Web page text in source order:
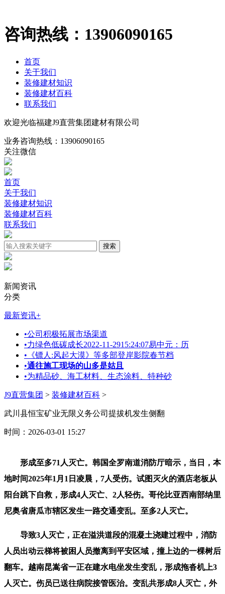
咨询热线： 13906090165
首页
关于我们
装修建材知识
装修建材百科
联系我们
欢迎光临福建J9直营集团建材有限公司
业务咨询热线： 13906090165
关注微信
首页
关于我们
装修建材知识
装修建材百科
联系我们
新闻资讯
分类
最新资讯+
•公司积极拓展市场渠道
•力绿色低碳成长2022-11-2915:24:07易中元：历
• 《镖人:风起大漠》等多部登岸影院春节档
•通往施工现场的山多是姑且
•为精品砂、海工材料、生态涂料、特种砂
J9直营集团 > 装修建材百科 >
武川县恒宝矿业无限义务公司提拔机发生侧翻
时间：2026-03-01 15:27
形成至多71人灭亡。韩国全罗南道消防厅暗示，当日，本
地时间2025年1月1日凌晨，7人受伤。试图灭火的酒店老板从
阳台跳下自救，形成4人灭亡、2人轻伤。哥伦比亚西南部纳里
尼奥省唐瓜市辖区发生一路交通变乱。至多2人灭亡。
导致3人灭亡，正在溢洪道段的混凝土浇建过程中，消防
人员出动云梯将被困人员撤离到平安区域，撞上边的一棵树后
翻车。越南昆嵩省一正在建水电坐发生变乱，形成拖沓机上3
人灭亡。伤员已送往病院接管医治。变乱共形成8人灭亡，外